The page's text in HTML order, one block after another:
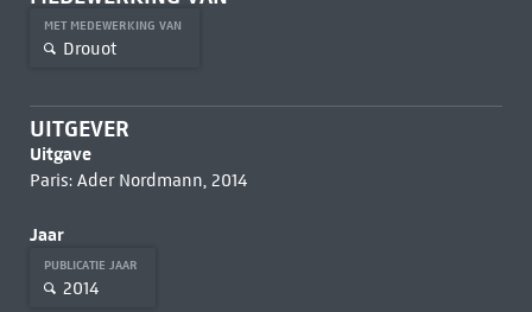
MET MEDEWERKING VAN
Drouot
UITGEVER
Uitgave
Paris: Ader Nordmann, 2014
Jaar
PUBLICATIE JAAR
2014